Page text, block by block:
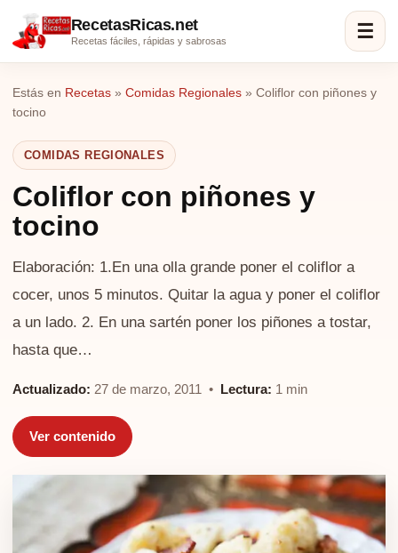
RecetasRicas.net
Recetas fáciles, rápidas y sabrosas ☰
Estás en Recetas » Comidas Regionales » Coliflor con piñones y
tocino
COMIDAS REGIONALES
Coliflor con piñones y
tocino
Elaboración: 1.En una olla grande poner el coliflor a
cocer, unos 5 minutos. Quitar la agua y poner el coliflor
a un lado. 2. En una sartén poner los piñones a tostar,
hasta que…
Actualizado: 27 de marzo, 2011 • Lectura: 1 min
Ver contenido